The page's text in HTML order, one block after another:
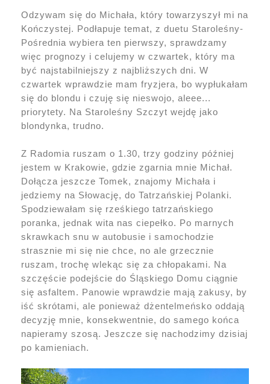
Odzywam się do Michała, który towarzyszył mi na
Kończystej. Podłapuje temat, z duetu Staroleśny-
Pośrednia wybiera ten pierwszy, sprawdzamy
więc prognozy i celujemy w czwartek, który ma
być najstabilniejszy z najbliższych dni. W
czwartek wprawdzie mam fryzjera, bo wypłukałam
się do blondu i czuję się nieswojo, aleee...
priorytety. Na Staroleśny Szczyt wejdę jako
blondynka, trudno.
Z Radomia ruszam o 1.30, trzy godziny później
jestem w Krakowie, gdzie zgarnia mnie Michał.
Dołącza jeszcze Tomek, znajomy Michała i
jedziemy na Słowację, do Tatrzańskiej Polanki.
Spodziewałam się rześkiego tatrzańskiego
poranka, jednak wita nas ciepełko. Po marnych
skrawkach snu w autobusie i samochodzie
strasznie mi się nie chce, no ale grzecznie
ruszam, trochę wlekąc się za chłopakami. Na
szczęście podejście do Śląskiego Domu ciągnie
się asfaltem. Panowie wprawdzie mają zakusy, by
iść skrótami, ale ponieważ dżentelmeńsko oddają
decyzję mnie, konsekwentnie, do samego końca
napieramy szosą. Jeszcze się nachodzimy dzisiaj
po kamieniach.